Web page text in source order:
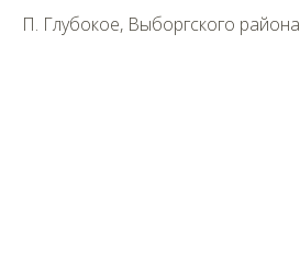
П. Глубокое, Выборгского района